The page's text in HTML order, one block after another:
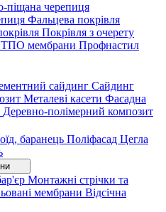
піщана черепиця
Фальцева покрівля
Покрівля з очерету
мембрани Профнастил
сайдинг Сайдинг
Металеві касети Фасадна
Деревно-полімерний композит
баранець Поліфасад Цегла
Монтажні стрічки та
мембрани Відсічна